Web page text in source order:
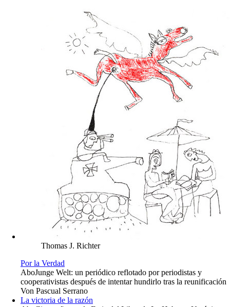
Thomas J. Richter
Por la Verdad
AboJunge Welt: un periódico reflotado por periodistas y
cooperativistas después de intentar hundirlo tras la reunificación
Von Pascual Serrano
La victoria de la razón